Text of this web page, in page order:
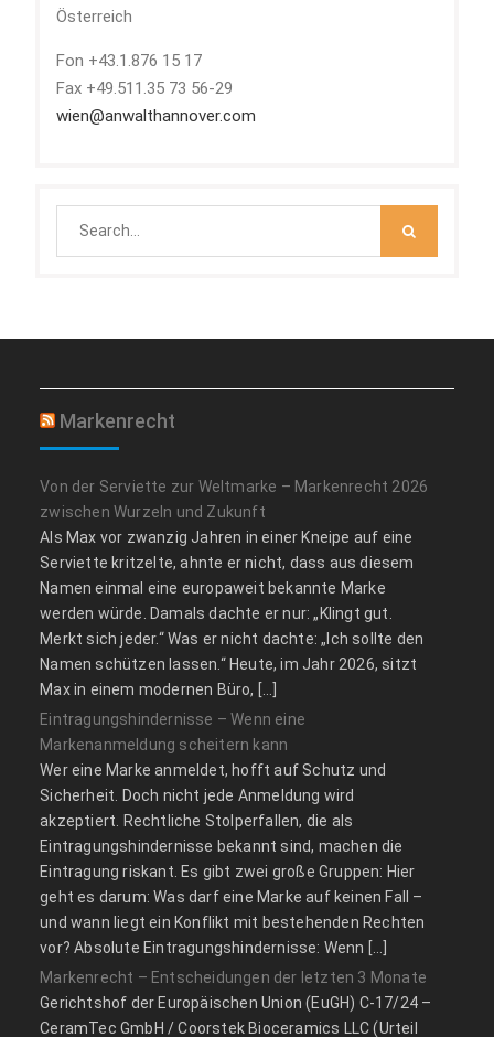
Österreich
Fon +43.1.876 15 17
Fax +49.511.35 73 56-29
wien@anwalthannover.com
Markenrecht
Von der Serviette zur Weltmarke – Markenrecht 2026
zwischen Wurzeln und Zukunft
Als Max vor zwanzig Jahren in einer Kneipe auf eine
Serviette kritzelte, ahnte er nicht, dass aus diesem
Namen einmal eine europaweit bekannte Marke
werden würde. Damals dachte er nur: „Klingt gut.
Merkt sich jeder.“ Was er nicht dachte: „Ich sollte den
Namen schützen lassen.“ Heute, im Jahr 2026, sitzt
Max in einem modernen Büro, […]
Eintragungshindernisse – Wenn eine
Markenanmeldung scheitern kann
Wer eine Marke anmeldet, hofft auf Schutz und
Sicherheit. Doch nicht jede Anmeldung wird
akzeptiert. Rechtliche Stolperfallen, die als
Eintragungshindernisse bekannt sind, machen die
Eintragung riskant. Es gibt zwei große Gruppen: Hier
geht es darum: Was darf eine Marke auf keinen Fall –
und wann liegt ein Konflikt mit bestehenden Rechten
vor? Absolute Eintragungshindernisse: Wenn […]
Markenrecht – Entscheidungen der letzten 3 Monate
Gerichtshof der Europäischen Union (EuGH) C‑17/24 –
CeramTec GmbH / Coorstek Bioceramics LLC (Urteil